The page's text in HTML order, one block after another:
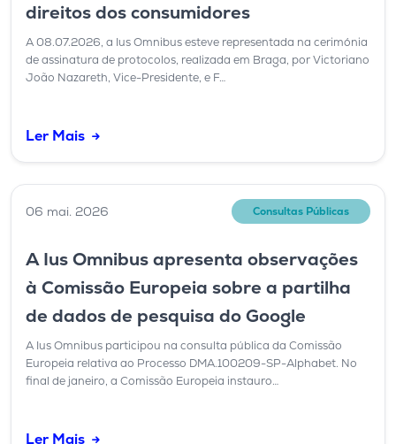
direitos dos consumidores
A 08.07.2026, a Ius Omnibus esteve representada na cerimónia
de assinatura de protocolos, realizada em Braga, por Victoriano
João Nazareth, Vice-Presidente, e F…
Ler Mais
06 mai. 2026 Consultas Públicas
A Ius Omnibus apresenta observações
à Comissão Europeia sobre a partilha
de dados de pesquisa do Google
A Ius Omnibus participou na consulta pública da Comissão
Europeia relativa ao Processo DMA.100209-SP-Alphabet. No
final de janeiro, a Comissão Europeia instauro…
Ler Mais